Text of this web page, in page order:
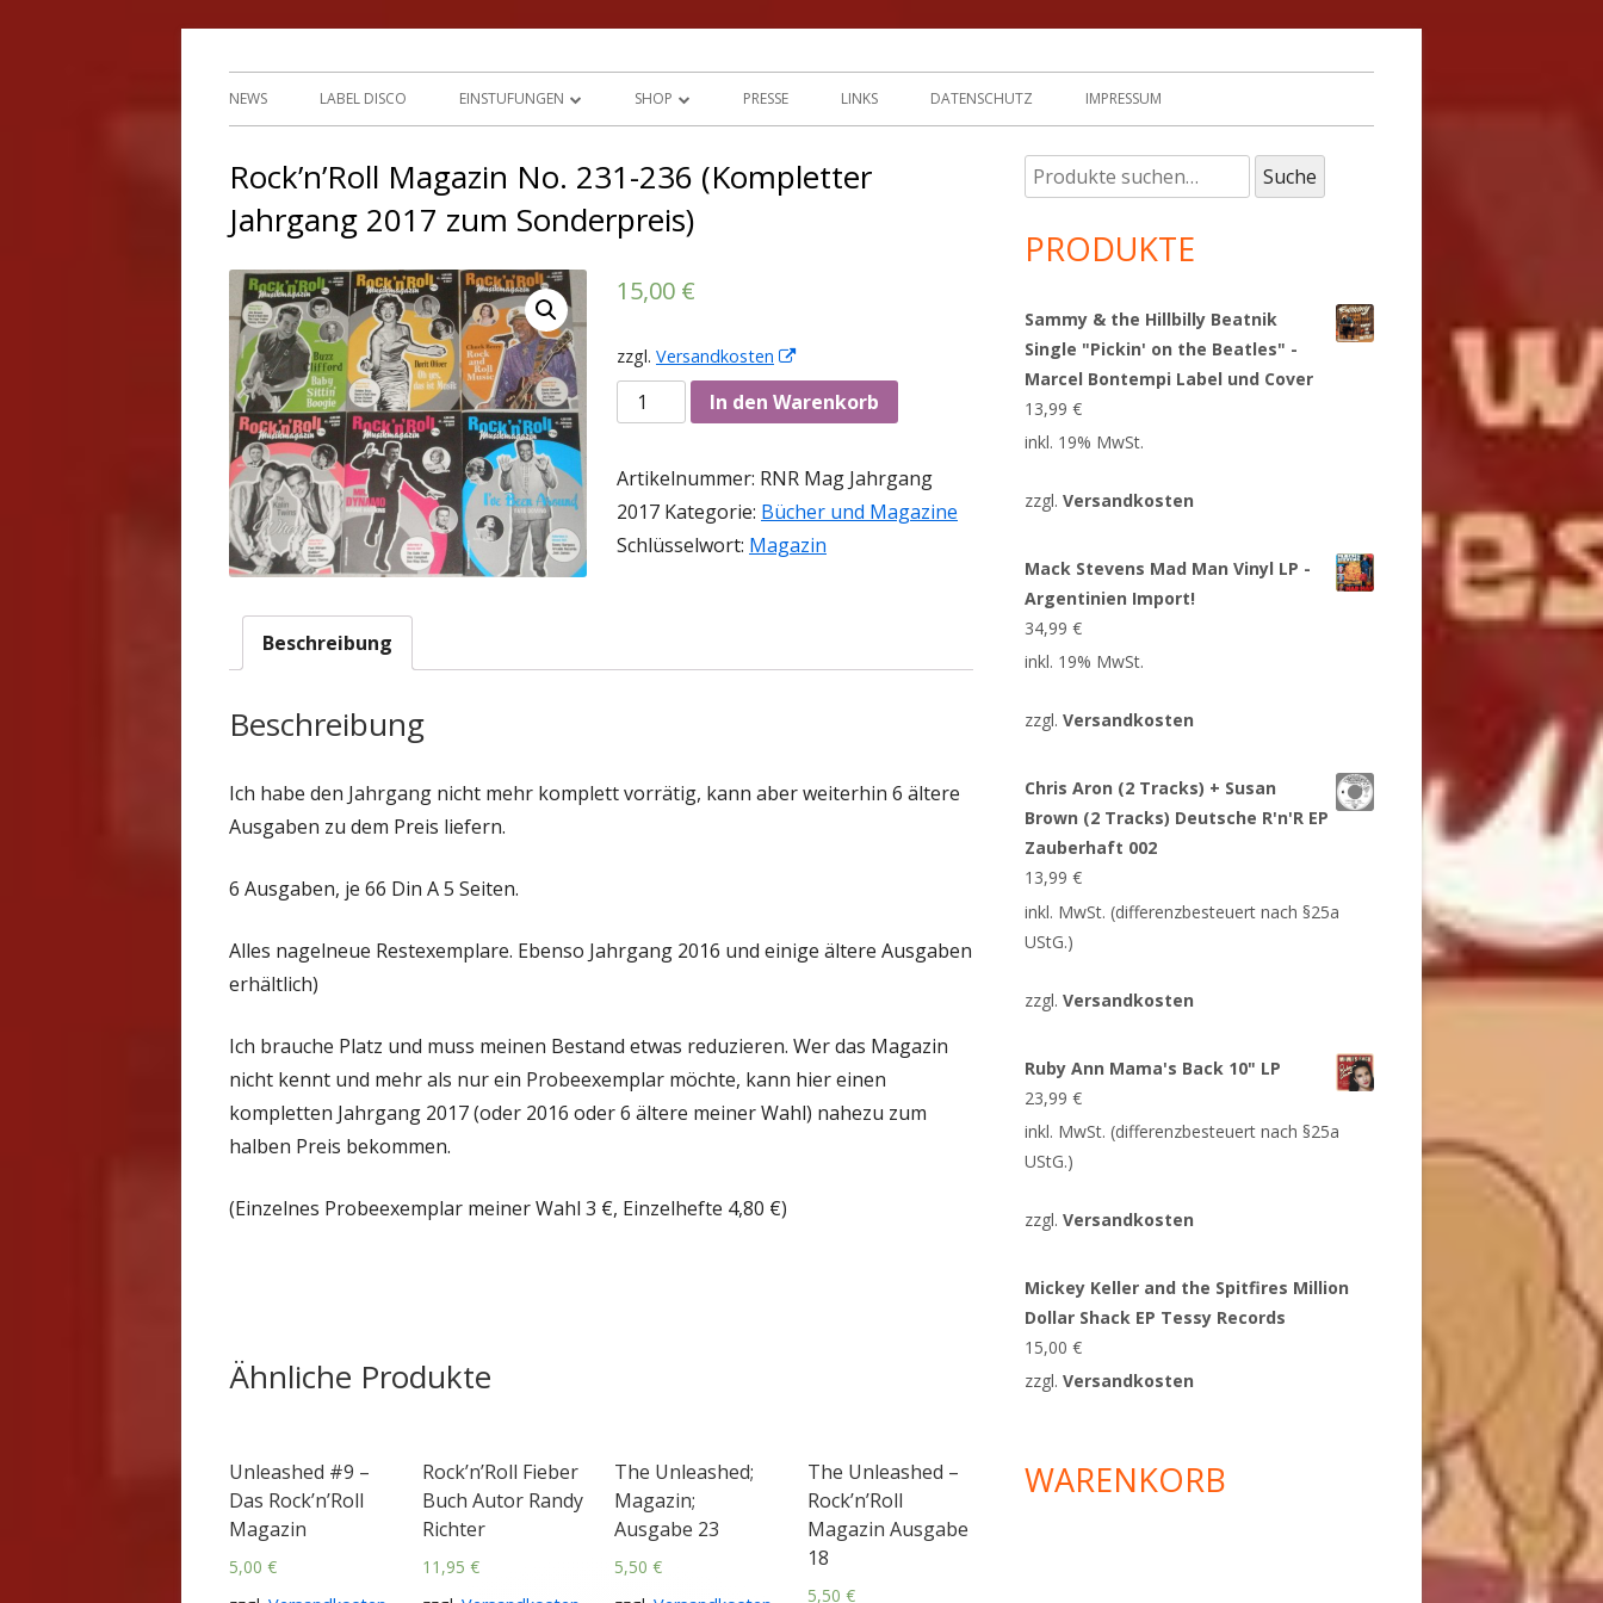
Tessy Records
Primäres
NEWS LABEL DISCO EINSTUFUNGEN SHOP
MEIN KONTO
AGBS
PRESSE LINKS DATENSCHUTZ IMPRESSUM
Rock’n’Roll Magazin No. 231-236 (Kompletter
Jahrgang 2017 zum Sonderpreis)
15,00 €
zzgl. Versandkosten
neuem
Fenster
Anzahl In den Warenkorb
Artikelnummer: RNR Mag Jahrgang
2017 Kategorie: Bücher und Magazine
Schlüsselwort: Magazin
Beschreibung
Beschreibung
Ich habe den Jahrgang nicht mehr komplett vorrätig, kann aber weiterhin 6 ältere
Ausgaben zu dem Preis liefern.
6 Ausgaben, je 66 Din A 5 Seiten.
Alles nagelneue Restexemplare. Ebenso Jahrgang 2016 und einige ältere Ausgaben
erhältlich)
Ich brauche Platz und muss meinen Bestand etwas reduzieren. Wer das Magazin
nicht kennt und mehr als nur ein Probeexemplar möchte, kann hier einen
kompletten Jahrgang 2017 (oder 2016 oder 6 ältere meiner Wahl) nahezu zum
halben Preis bekommen.
(Einzelnes Probeexemplar meiner Wahl 3 €, Einzelhefte 4,80 €)
Ähnliche Produkte
Unleashed #9 –
Das Rock’n’Roll
Magazin
5,00 €
Rock’n’Roll Fieber
Buch Autor Randy
Richter
11,95 €
The Unleashed;
Magazin;
Ausgabe 23
5,50€
The Unleashed –
Rock’n’Roll
Magazin Ausgabe
18
5,50 €
Haupt-
Seitenleiste
Suche
nach:
Suche
PRODUKTE
Sammy & the Hillbilly Beatnik
Single "Pickin' on the Beatles" -
Marcel Bontempi Label und Cover
13,99€
inkl. 19% MwSt.
zzgl.Versandkosten
Mack Stevens Mad Man Vinyl LP -
Argentinien Import!
34,99€
inkl. 19% MwSt.
zzgl.Versandkosten
Chris Aron (2 Tracks) + Susan
Brown (2 Tracks) Deutsche R'n'R EP
Zauberhaft 002
13,99€
inkl. MwSt. (differenzbesteuert nach §25a
UStG.)
zzgl.Versandkosten
Ruby Ann Mama's Back 10" LP
23,99€
inkl. MwSt. (differenzbesteuert nach §25a
UStG.)
zzgl.Versandkosten
Mickey Keller and the Spitfires Million
Dollar Shack EP Tessy Records
15,00€
zzgl.Versandkosten
WARENKORB